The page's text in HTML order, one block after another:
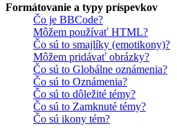
Formátovanie a typy príspevkov
Čo je BBCode?
Môžem používať HTML?
Čo sú to smajlíky (emotikony)?
Môžem pridávať obrázky?
Čo sú to Globálne oznámenia?
Čo sú to Oznámenia?
Čo sú to dôležité témy?
Čo sú to Zamknuté témy?
Čo sú ikony tém?